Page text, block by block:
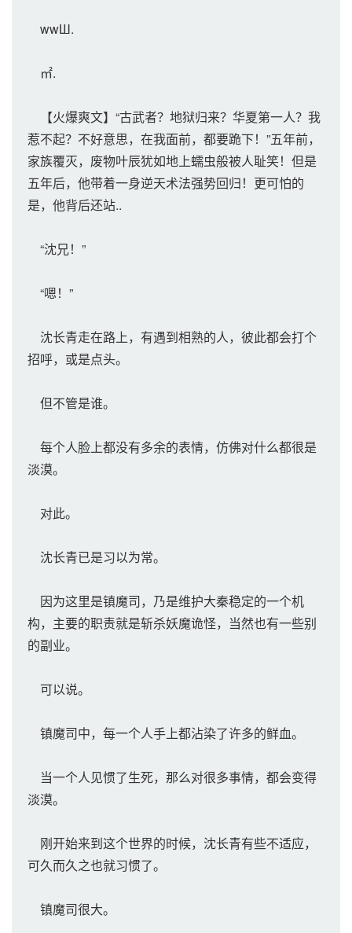
wwШ.
㎡.
【火爆爽文】“古武者？地狱归来？华夏第一人？我
惹不起？不好意思，在我面前，都要跪下！”五年前，
家族覆灭，废物叶辰犹如地上蠕虫般被人耻笑！但是
五年后，他带着一身逆天术法强势回归！更可怕的
是，他背后还站..
“沈兄！”
“嗯！”
沈长青走在路上，有遇到相熟的人，彼此都会打个
招呼，或是点头。
但不管是谁。
每个人脸上都没有多余的表情，仿佛对什么都很是
淡漠。
对此。
沈长青已是习以为常。
因为这里是镇魔司，乃是维护大秦稳定的一个机
构，主要的职责就是斩杀妖魔诡怪，当然也有一些别
的副业。
可以说。
镇魔司中，每一个人手上都沾染了许多的鲜血。
当一个人见惯了生死，那么对很多事情，都会变得
淡漠。
刚开始来到这个世界的时候，沈长青有些不适应，
可久而久之也就习惯了。
镇魔司很大。